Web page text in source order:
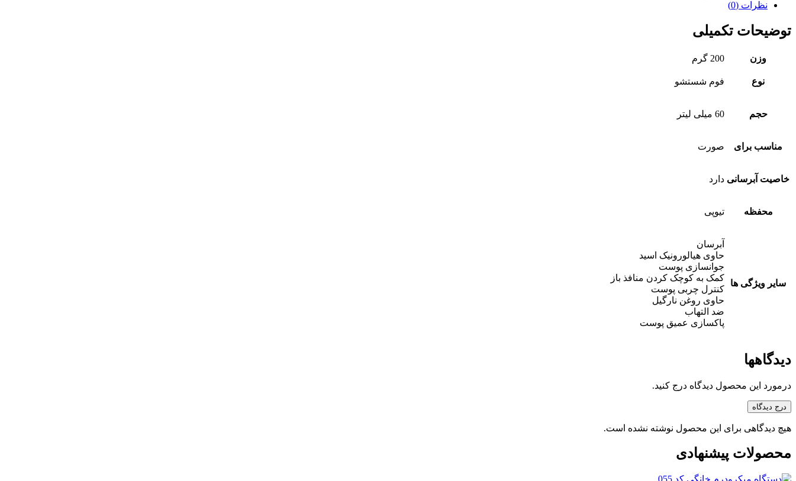
نظرات (0)
توضیحات تکمیلی
وزن 200 گرم
نوع فوم شستشو
حجم 60 میلی لیتر
مناسب برای صورت
خاصیت آبرسانی دارد
محفظه تیوپی
سایر ویژگی ها
آبرسان
حاوی هیالورونیک اسید
جوانسازی پوست
کمک به کوچک کردن منافذ باز
کنترل چربی پوست
حاوی روغن نارگیل
ضد التهاب
پاکسازی عمیق پوست
دیدگاهها
درمورد این محصول دیدگاه درج کنید.
درج دیدگاه
هیچ دیدگاهی برای این محصول نوشته نشده است.
محصولات پیشنهادی